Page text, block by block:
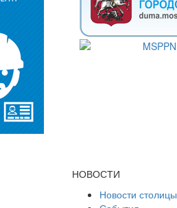
НОВОСТИ
Новости столицы